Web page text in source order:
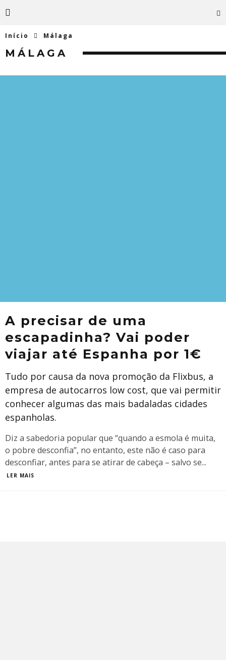
Início Málaga
MÁLAGA
A precisar de uma
escapadinha? Vai poder
viajar até Espanha por 1€
Tudo por causa da nova promoção da Flixbus, a
empresa de autocarros low cost, que vai permitir
conhecer algumas das mais badaladas cidades
espanholas.
Diz a sabedoria popular que “quando a esmola é muita,
o pobre desconfia”, no entanto, este não é caso para
desconfiar, antes para se atirar de cabeça – salvo se...
LER MAIS